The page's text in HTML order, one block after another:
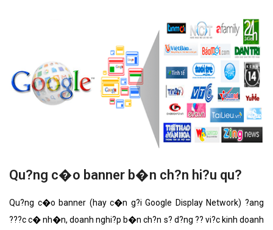
Qu?ng c�o banner b�n ch?n hi?u qu?
Qu?ng c�o banner (hay c�n g?i Google Display Network) ?ang
???c c� nh�n, doanh nghi?p b�n ch?n s? d?ng ?? vi?c kinh doanh